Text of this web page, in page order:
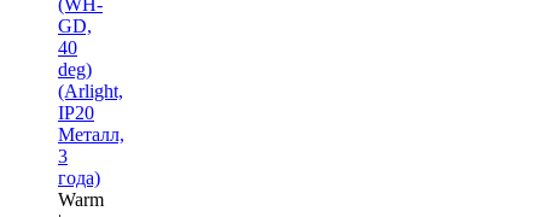
GD,
40
deg)
(Arlight,
IP20
Металл,
3
года)
Warm